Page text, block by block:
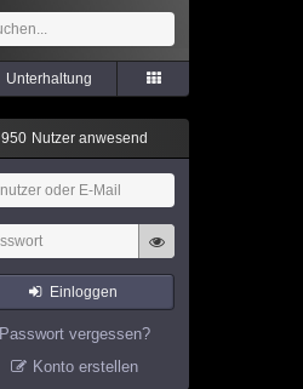
Unterhaltung
950 Nutzer anwesend
Einloggen
Passwort vergessen?
Konto erstellen